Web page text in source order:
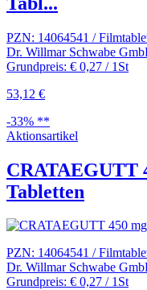
PZN: 14064541 /
Dr. Willmar Schwabe
Grundpreis: € 0,27 / 1St
53,12 €
-33% **
Aktionsartikel
CRATAEGUTT
Tabletten
PZN: 14064541 /
Dr. Willmar Schwabe
Grundpreis: € 0,27 / 1St